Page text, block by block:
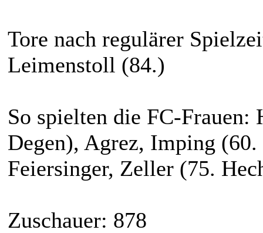
Tore nach regulärer
Leimenstoll (84.)
So spielten die FC-
Degen), Agrez, Imping
Feiersinger, Zeller (75.
Zuschauer: 878